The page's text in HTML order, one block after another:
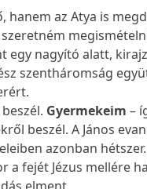
hanem az Atya is
egy nagyító alatt,
szentháromság
Gyermekeim –
beszél. A János
azonban
a fejét Jézus mellére